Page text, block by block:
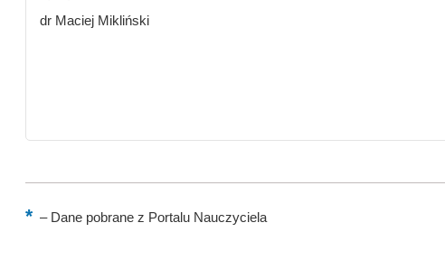
dr Maciej Mikliński
–Dane pobrane z Portalu Nauczyciela